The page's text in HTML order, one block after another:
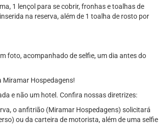
1 lençol para se cobrir, fronhas e toalhas de
na reserva, além de 1 toalha de rosto por
foto, acompanhado de selfie, um dia antes do
Miramar Hospedagens!
e não um hotel. Confira nossas diretrizes:
o anfitrião (Miramar Hospedagens) solicitará
ou da carteira de motorista, além de uma selfie